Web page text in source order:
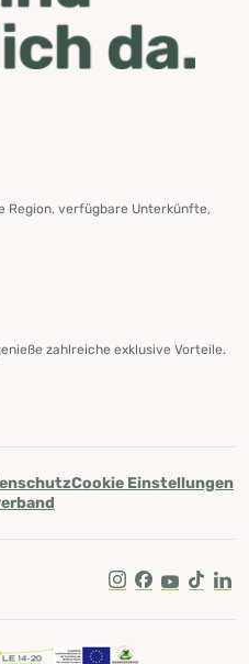
Region, verfügbare Unterkünfte,
zahlreiche exklusive Vorteile.
Cookie Einstellungen
Instagram
Facebook
Youtube
Tik Tok